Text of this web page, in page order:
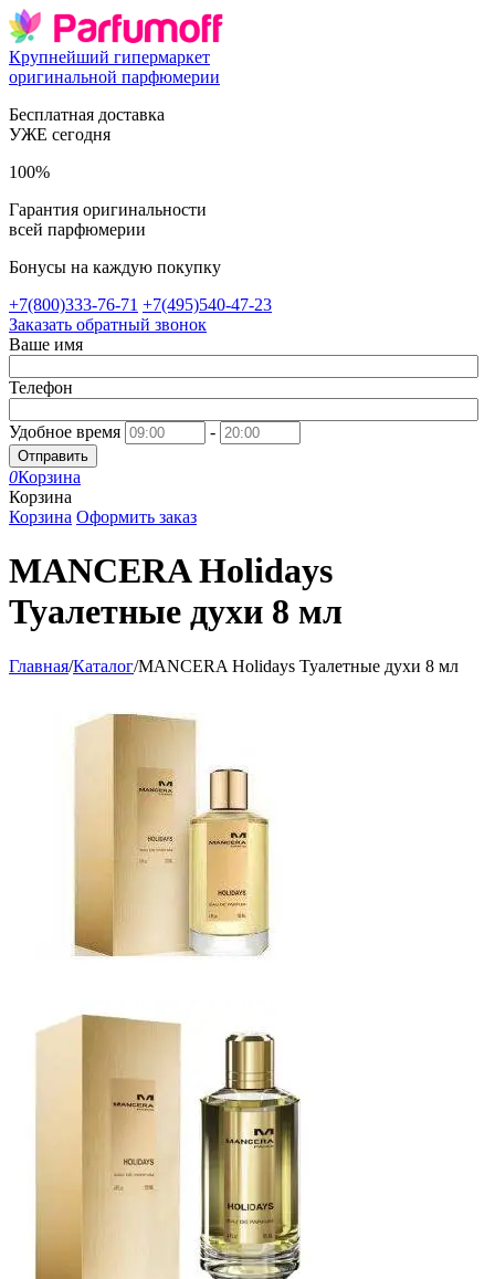
Крупнейший гипермаркет
оригинальной парфюмерии
Бесплатная доставка
УЖЕ сегодня
100%
Гарантия оригинальности
всей парфюмерии
Бонусы на каждую покупку
+7(800)333-76-71 +7(495)540-47-23
Заказать обратный звонок
Ваше имя
Телефон
Удобное время -
Отправить
0Корзина
Корзина
Корзина Оформить заказ
MANCERA Holidays
Туалетные духи 8 мл
Главная/Каталог/MANCERA Holidays Туалетные духи 8 мл